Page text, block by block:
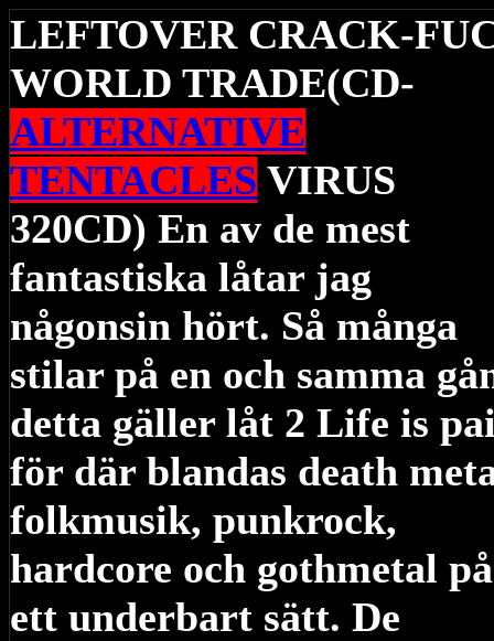
LEFTOVER CRACK-
WORLD TRADE(CD-
ALTERNATIVE
TENTACLES VIRUS
320CD) En av de mest
fantastiska låtar jag
någonsin hört. Så många
stilar på en och samma
detta gäller låt 2 Life is
för där blandas death
folkmusik, punkrock,
hardcore och gothmetal på
ett underbart sätt. De